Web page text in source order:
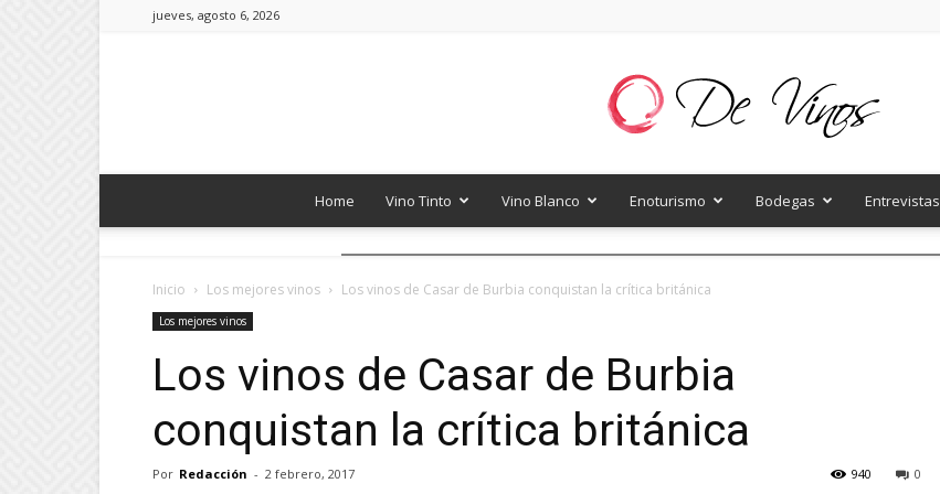
jueves, agosto 6, 2026
Home Vino Tinto Vino Blanco Enoturismo Bodegas Entrevistas
Inicio Los mejores vinos Los vinos de Casar de Burbia conquistan la crítica británica
Los mejores vinos
Los vinos de Casar de Burbia
conquistan la crítica británica
Por Redacción - 2 febrero, 2017 0
940